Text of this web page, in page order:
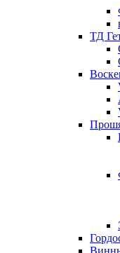
ТД